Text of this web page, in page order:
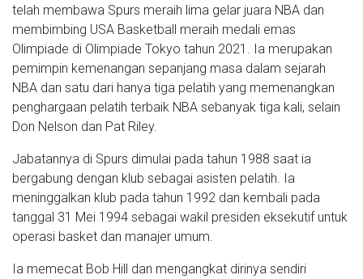
telah membawa Spurs meraih lima gelar juara NBA dan
membimbing USA Basketball meraih medali emas
Olimpiade di Olimpiade Tokyo tahun 2021. Ia merupakan
pemimpin kemenangan sepanjang masa dalam sejarah
NBA dan satu dari hanya tiga pelatih yang memenangkan
penghargaan pelatih terbaik NBA sebanyak tiga kali, selain
Don Nelson dan Pat Riley.
Jabatannya di Spurs dimulai pada tahun 1988 saat ia
bergabung dengan klub sebagai asisten pelatih. Ia
meninggalkan klub pada tahun 1992 dan kembali pada
tanggal 31 Mei 1994 sebagai wakil presiden eksekutif untuk
operasi basket dan manajer umum.
Ia memecat Bob Hill dan mengangkat dirinya sendiri